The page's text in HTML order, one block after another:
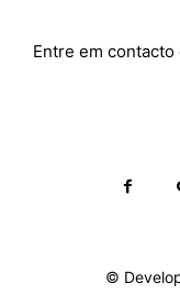
Entre em contacto
©